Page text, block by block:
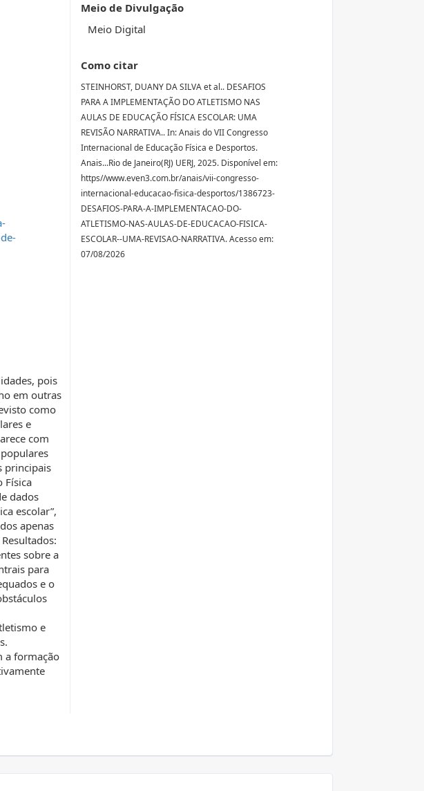
pois
em outras
como
e
com
principais
Física
dados
escolar”,
apenas
sobre a
para
e o
e
a formação
Meio de Divulgação
Meio Digital
Como citar
STEINHORST, DUANY DA SILVA et al.. DESAFIOS
PARA A IMPLEMENTAÇÃO DO ATLETISMO NAS
AULAS DE EDUCAÇÃO FÍSICA ESCOLAR: UMA
REVISÃO NARRATIVA.. In: Anais do VII Congresso
Internacional de Educação Física e Desportos.
Anais...Rio de Janeiro(RJ) UERJ, 2025. Disponível em:
https//www.even3.com.br/anais/vii-congresso-
internacional-educacao-fisica-desportos/1386723-
DESAFIOS-PARA-A-IMPLEMENTACAO-DO-
ATLETISMO-NAS-AULAS-DE-EDUCACAO-FISICA-
ESCOLAR--UMA-REVISAO-NARRATIVA. Acesso em:
07/08/2026